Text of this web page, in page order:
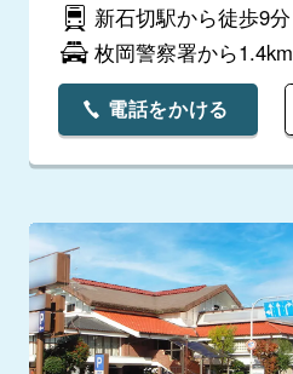
新石切駅から徒歩9分
枚岡警察署から1.4km
電話をかける